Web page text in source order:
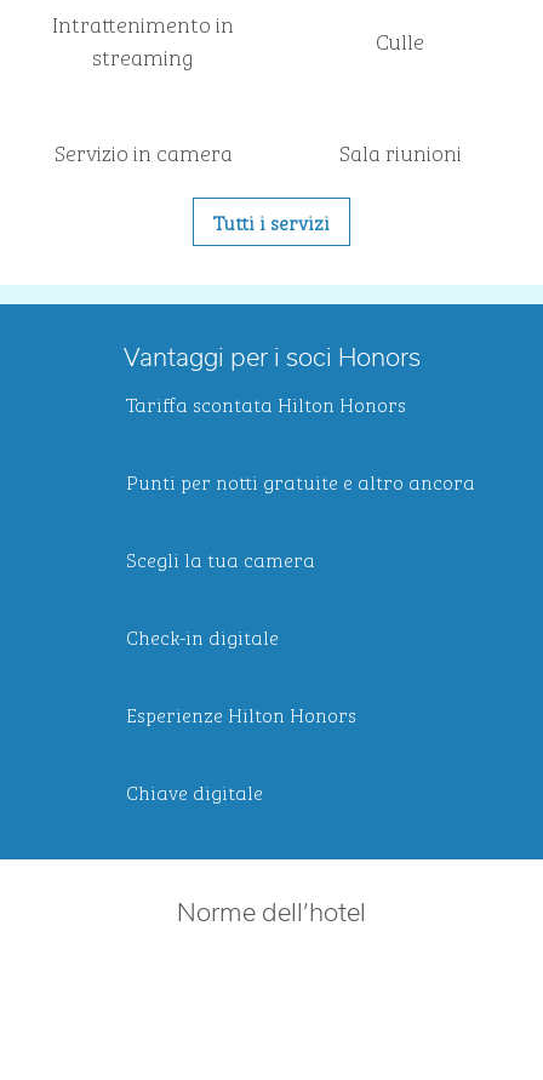
Intrattenimento in
streaming
Culle
Servizio in camera Sala riunioni
Tutti i servizi
Vantaggi per i soci Honors
Tariffa scontata Hilton Honors
Punti per notti gratuite e altro ancora
Scegli la tua camera
Check-in digitale
Esperienze Hilton Honors
Chiave digitale
Norme dell’hotel